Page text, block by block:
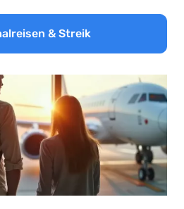
& Streik